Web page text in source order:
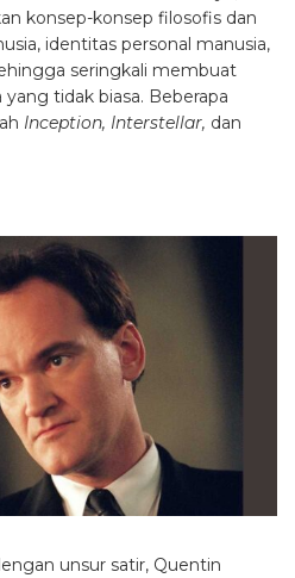
konsep-konsep filosofis dan
identitas personal manusia,
seringkali membuat
tidak biasa. Beberapa
Inception, Interstellar, dan
unsur satir, Quentin